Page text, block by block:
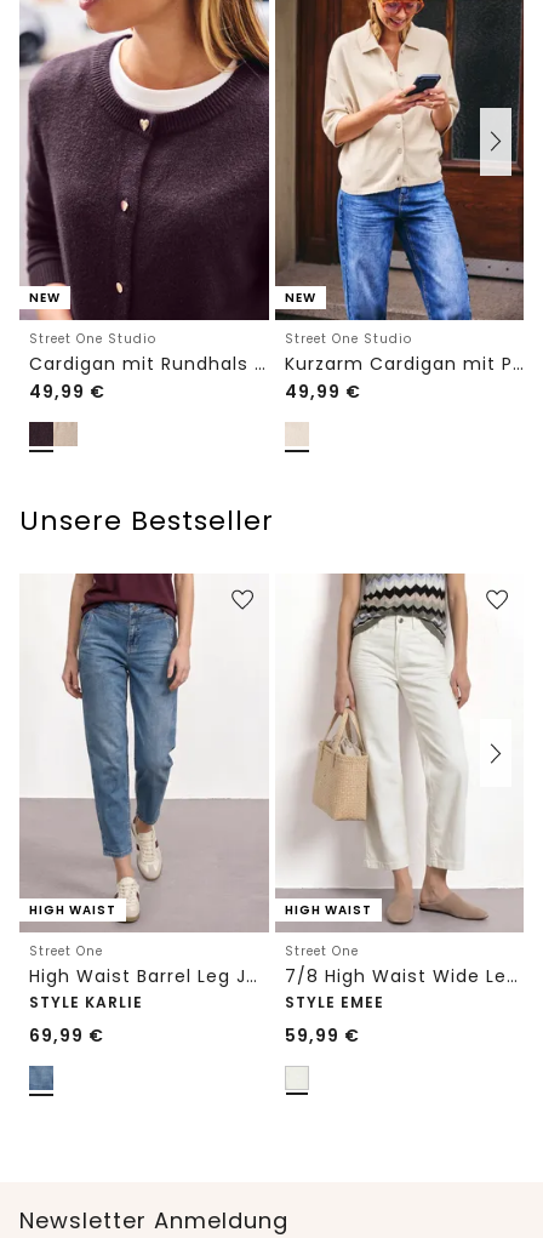
NEW
Street One Studio
Cardigan mit Rundhals und Knöpfen
49,99 €
NEW
Street One Studio
Kurzarm Cardigan mit Polokragen
49,99 €
Unsere Bestseller
HIGH WAIST
Street One
High Waist Barrel Leg Jeans im Loose Fit
STYLE KARLIE
69,99 €
HIGH WAIST
Street One
7/8 High Waist Wide Leg Jeans im Loose Fit
STYLE EMEE
59,99 €
Newsletter Anmeldung